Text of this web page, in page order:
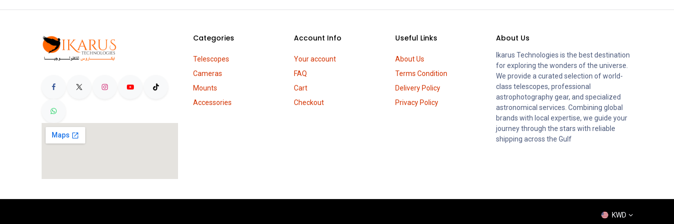
Categories
Telescopes
Cameras
Mounts
Accessories
Account Info
Your account
FAQ
Cart
Checkout
Useful Links
About Us
Terms Condition
Delivery Policy
Privacy Policy
About Us
Ikarus Technologies is the best destination
for exploring the wonders of the universe.
We provide a curated selection of world-
class telescopes, professional
astrophotography gear, and specialized
astronomical services. Combining global
brands with local expertise, we guide your
journey through the stars with reliable
shipping across the Gulf
KWD